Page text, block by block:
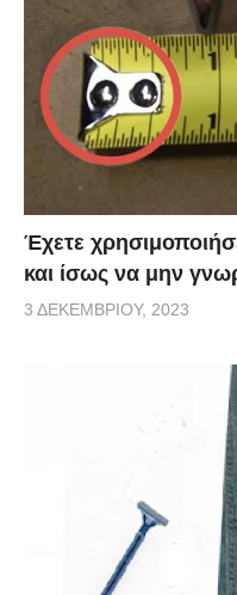
Έχετε
και ίσως να μην
3 ΔΕΚΕΜΒΡΊΟΥ, 2023